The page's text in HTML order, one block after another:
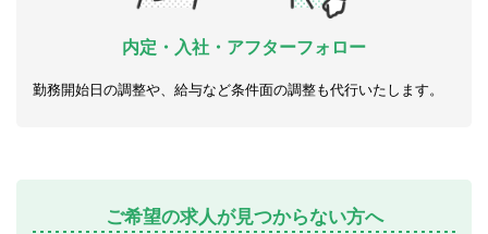
内定・入社・アフターフォロー
勤務開始日の調整や、給与など条件面の調整も代行いたします。
ご希望の求人が見つからない方へ